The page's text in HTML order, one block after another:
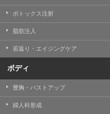
ボトックス注射
脂肪注入
若返り・エイジングケア
ボディ
豊胸・バストアップ
婦人科形成